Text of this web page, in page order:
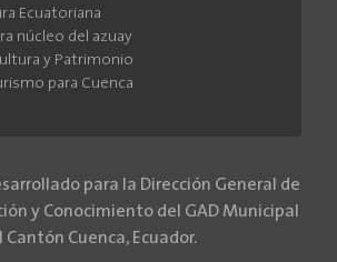
Ecuatoriana
núcleo del azuay
y Patrimonio
para Cuenca
para la Dirección General de
y Conocimiento del GAD Municipal
Cantón Cuenca, Ecuador.